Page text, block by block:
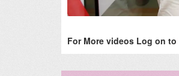
For More videos Log on to